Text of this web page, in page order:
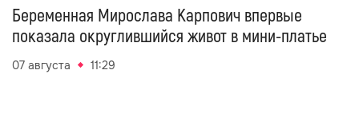
Беременная Мирослава Карпович впервые
показала округлившийся живот в мини-платье
07 августа 11:29